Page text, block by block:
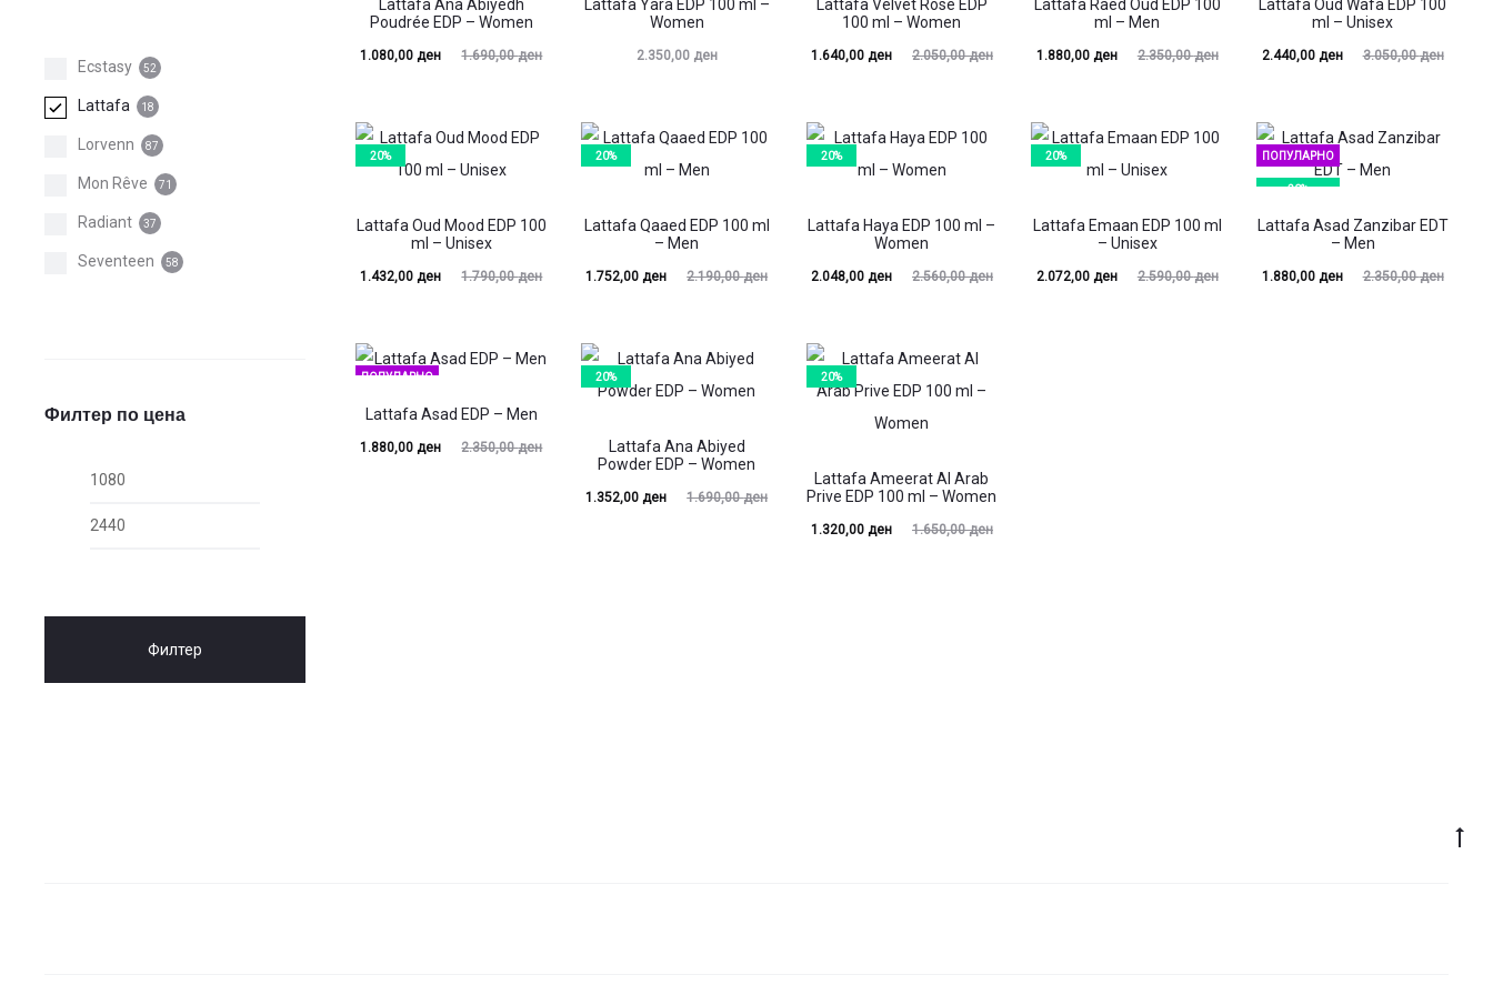
Lattafa Ana Abiyedh
Poudrée EDP – Women
1.690,00ден
Original
1.690,00 ден.
1.080,00ден
Current
is:
Lattafa Yara EDP 100 ml –
Women
2.350,00 ден
Lattafa Velvet Rose EDP
100 ml – Women
2.050,00ден
Original
2.050,00 ден.
1.640,00 ден
Current
is:
Lattafa Raed Oud EDP 100
ml – Men
2.350,00ден
Original
2.350,00 ден.
1.880,00 ден
Current
is:
Lattafa Oud Wafa EDP 100
ml – Unisex
3.050,00ден
Original
3.050,00 ден.
2.440,00 ден
Current
is:
20%
Lattafa Oud Mood EDP 100
ml – Unisex
1.790,00ден
Original
1.790,00 ден.
1.432,00ден
Current
is:
1.432,00 ден.
20%
Lattafa Qaaed EDP 100 ml
– Men
2.190,00ден
Original
2.190,00 ден.
1.752,00ден
Current
is:
20%
Lattafa Haya EDP 100 ml –
Women
2.560,00ден
Original
2.560,00 ден.
2.048,00 ден
Current
is:
20%
Lattafa Emaan EDP 100 ml
– Unisex
2.590,00ден
Original
2.072,00 ден
Current
ПОПУЛАРНО
20%
Lattafa Asad Zanzibar EDT
– Men
2.350,00ден
Original
1.880,00 ден
Current
ПОПУЛАРНО
20%
Lattafa Asad EDP – Men
2.350,00ден
Original
1.880,00ден
Current
20%
Lattafa Ana Abiyed
Powder EDP – Women
1.690,00ден
Original
1.352,00ден
Current
20%
Lattafa Ameerat Al Arab
Prive EDP 100 ml – Women
1.650,00ден
Original
1.320,00 ден
Current
Ecstasy 52
Lattafa 18
Lorvenn 87
Mon Rêve 71
Radiant 37
Seventeen 58
Филтер по цена
Мин.
Филтер